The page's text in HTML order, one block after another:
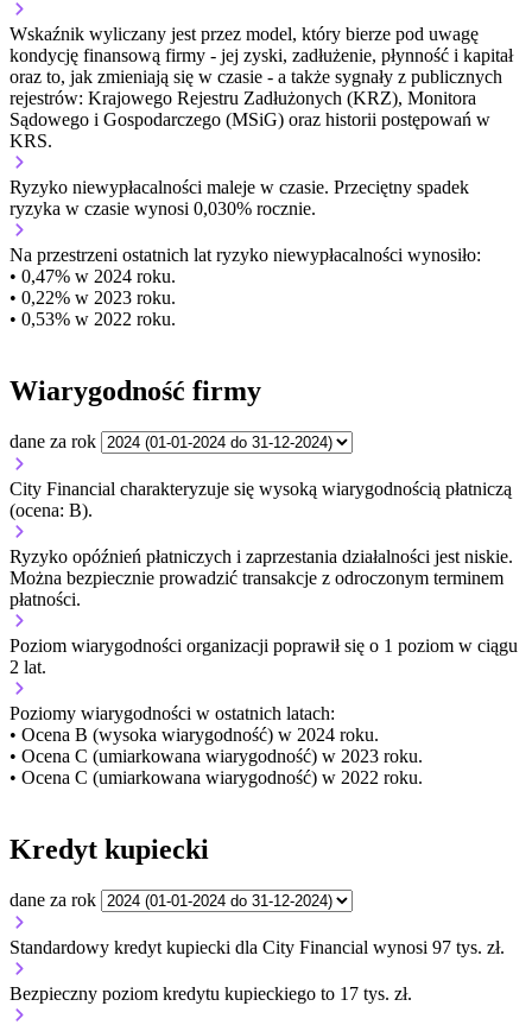
Wskaźnik wyliczany jest przez model, który bierze pod uwagę
kondycję finansową firmy - jej zyski, zadłużenie, płynność i kapitał
oraz to, jak zmieniają się w czasie - a także sygnały z publicznych
rejestrów: Krajowego Rejestru Zadłużonych (KRZ), Monitora
Sądowego i Gospodarczego (MSiG) oraz historii postępowań w
KRS.
Ryzyko niewypłacalności maleje w czasie. Przeciętny spadek
ryzyka w czasie wynosi 0,030% rocznie.
Na przestrzeni ostatnich lat ryzyko niewypłacalności wynosiło:
• 0,47% w 2024 roku.
• 0,22% w 2023 roku.
• 0,53% w 2022 roku.
Wiarygodność firmy
dane za rok
City Financial charakteryzuje się wysoką wiarygodnością płatniczą
(ocena: B).
Ryzyko opóźnień płatniczych i zaprzestania działalności jest niskie.
Można bezpiecznie prowadzić transakcje z odroczonym terminem
płatności.
Poziom wiarygodności organizacji poprawił się o 1 poziom w ciągu
2 lat.
Poziomy wiarygodności w ostatnich latach:
• Ocena B (wysoka wiarygodność) w 2024 roku.
• Ocena C (umiarkowana wiarygodność) w 2023 roku.
• Ocena C (umiarkowana wiarygodność) w 2022 roku.
Kredyt kupiecki
dane za rok
Standardowy kredyt kupiecki dla City Financial wynosi 97 tys. zł.
Bezpieczny poziom kredytu kupieckiego to 17 tys. zł.